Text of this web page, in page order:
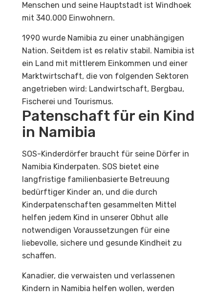
Menschen und seine Hauptstadt ist Windhoek
mit 340.000 Einwohnern.
1990 wurde Namibia zu einer unabhängigen
Nation. Seitdem ist es relativ stabil. Namibia ist
ein Land mit mittlerem Einkommen und einer
Marktwirtschaft, die von folgenden Sektoren
angetrieben wird: Landwirtschaft, Bergbau,
Fischerei und Tourismus.
Patenschaft für ein Kind
in Namibia
SOS-Kinderdörfer braucht für seine Dörfer in
Namibia Kinderpaten. SOS bietet eine
langfristige familienbasierte Betreuung
bedürftiger Kinder an, und die durch
Kinderpatenschaften gesammelten Mittel
helfen jedem Kind in unserer Obhut alle
notwendigen Voraussetzungen für eine
liebevolle, sichere und gesunde Kindheit zu
schaffen.
Kanadier, die verwaisten und verlassenen
Kindern in Namibia helfen wollen, werden